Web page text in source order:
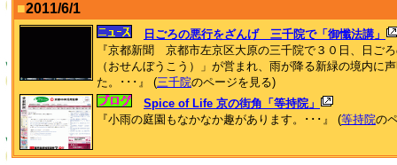
■2011/6/1
日ごろの悪行をざんげ 三千院で「御懺法講」
『京都新聞 京都市左京区大原の三千院で３０日、日ご
（おせんぼうこう）」が営まれ、雨が降る新緑の境内に
た。･･･』 (三千院のページを見る)
Spice of Life 京の街角「等持院」
『小雨の庭園もなかなか趣があります。･･･』 (等持院の